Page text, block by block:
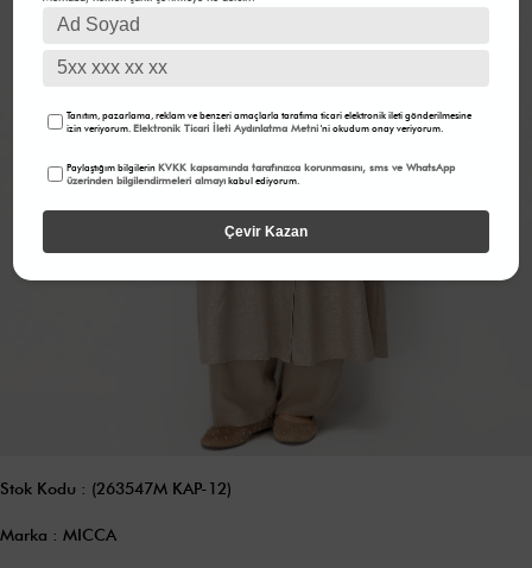
Stok Kodu (263547M KAP-12)
Marka : MICCA
Tanıtım, pazarlama, reklam ve benzeri amaçlarla tarafıma ticari elektronik ileti gönderilmesine
izin veriyorum.Elektronik Ticari İleti Aydınlatma Metni 'ni okudum onay veriyorum.
Paylaştığım bilgilerinKVKK kapsamında tarafınızca korunmasını, sms ve WhatsApp
üzerinden bilgilendirmeleri almayı kabul ediyorum.
Çevir Kazan